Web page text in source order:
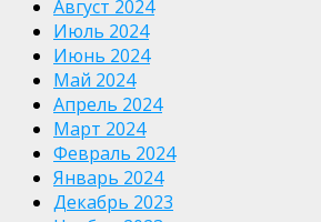
Август 2024
Июль 2024
Июнь 2024
Май 2024
Апрель 2024
Март 2024
Февраль 2024
Январь 2024
Декабрь 2023